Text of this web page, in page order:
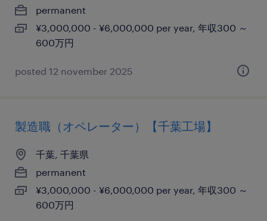
permanent
¥3,000,000 - ¥6,000,000 per year, 年収300 ～
600万円
posted 12 november 2025
製造職（オペレーター）【千葉工場】
千葉, 千葉県
permanent
¥3,000,000 - ¥6,000,000 per year, 年収300 ～
600万円